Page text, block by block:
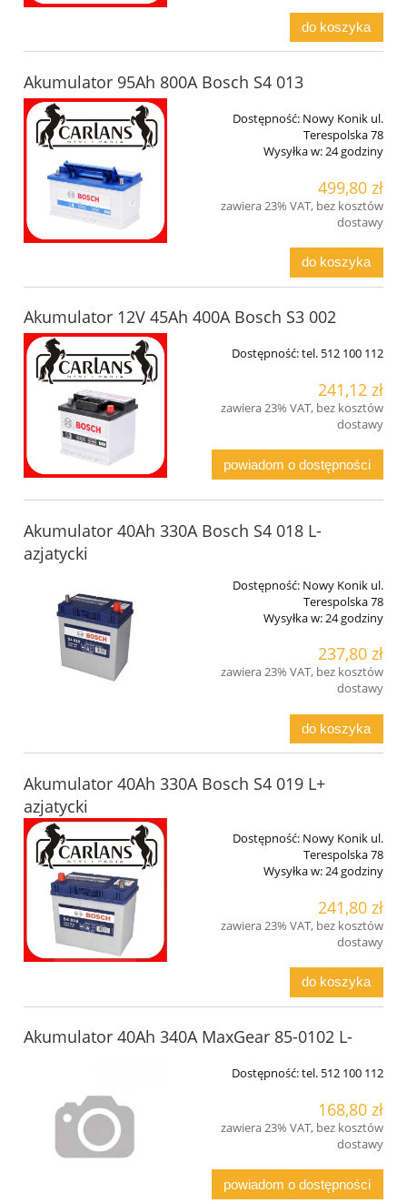
do koszyka
Akumulator 95Ah 800A Bosch S4 013
Dostępność: Nowy Konik ul.
Terespolska 78
Wysyłka w:24 godziny
499,80 zł
zawiera 23% VAT, bez kosztów
dostawy
do koszyka
Akumulator 12V 45Ah 400A Bosch S3 002
Dostępność:tel. 512 100 112
241,12 zł
zawiera 23% VAT, bez kosztów
dostawy
powiadom o dostępności
Akumulator 40Ah 330A Bosch S4 018 L-
azjatycki
Dostępność: Nowy Konik ul.
Terespolska 78
Wysyłka w:24 godziny
237,80 zł
zawiera 23% VAT, bez kosztów
dostawy
do koszyka
Akumulator 40Ah 330A Bosch S4 019 L+
azjatycki
Dostępność: Nowy Konik ul.
Terespolska 78
Wysyłka w:24 godziny
241,80 zł
zawiera 23% VAT, bez kosztów
dostawy
do koszyka
Akumulator 40Ah 340A MaxGear 85-0102 L-
Dostępność:tel. 512 100 112
168,80 zł
zawiera 23% VAT, bez kosztów
dostawy
powiadom o dostępności